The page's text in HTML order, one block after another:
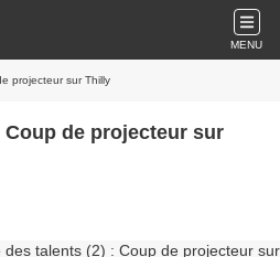
MENU
projecteur sur Thilly
de projecteur sur